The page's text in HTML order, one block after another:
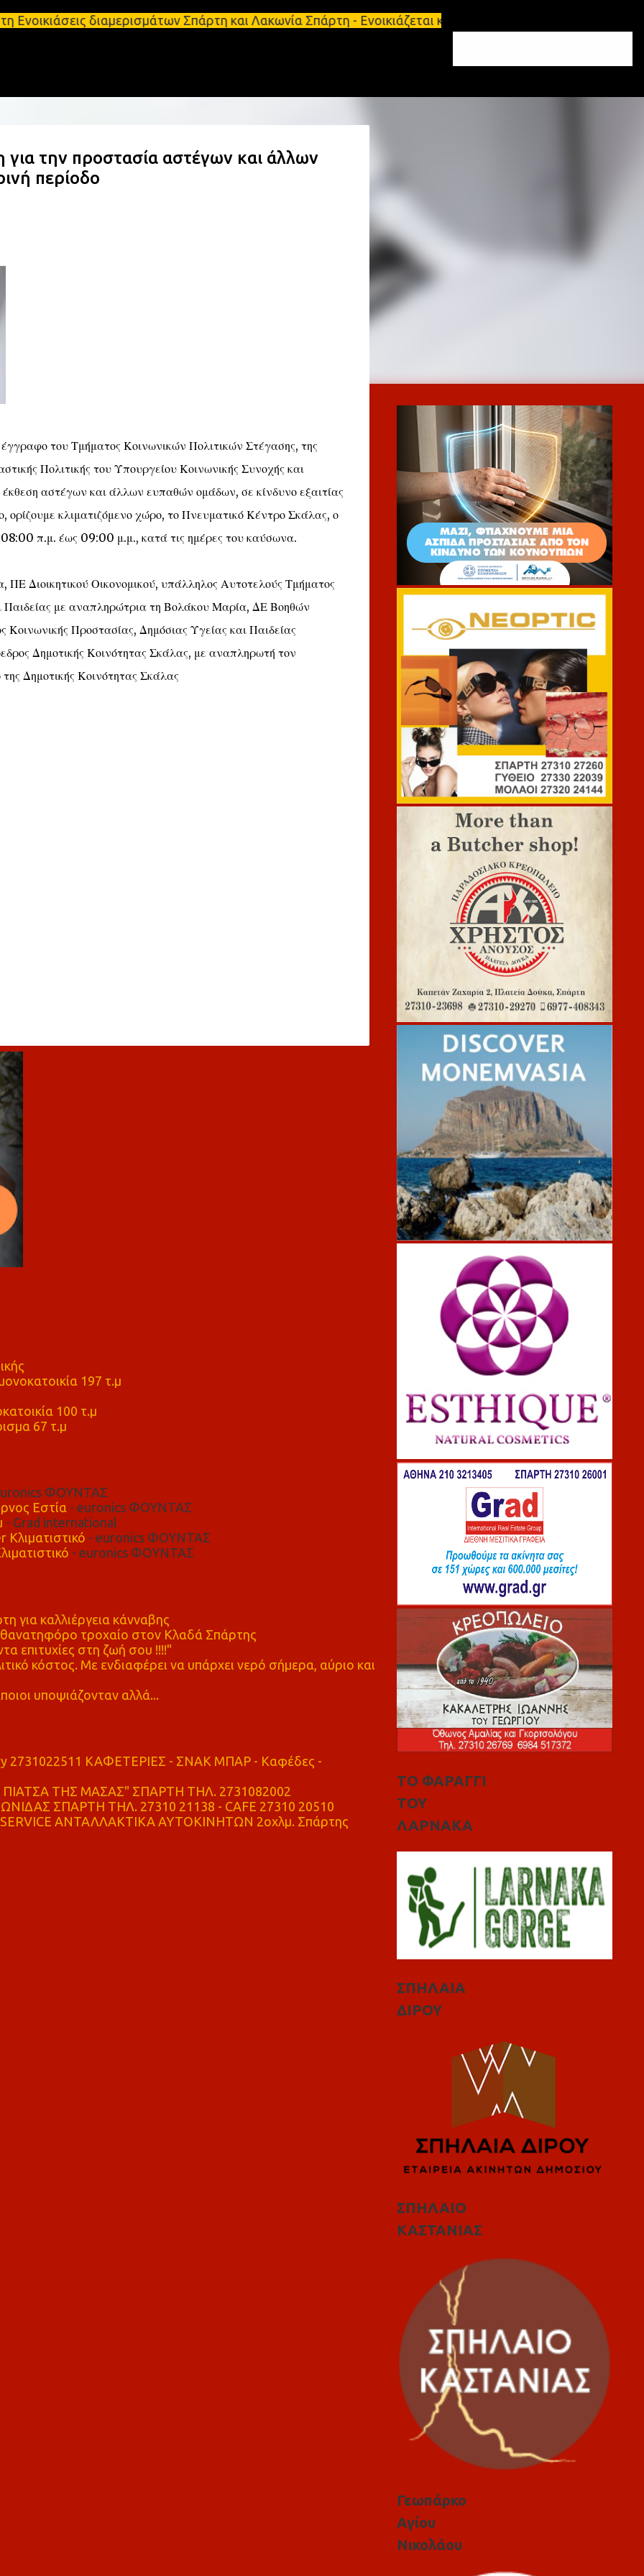
Μετάβαση στο κύριο περιεχόμενο
διαμερισμάτων Σπάρτη και Λακωνία Σπάρτη - Ενοικιάζεται κατάστημα 134 τ.μ, με υπόγειο
την προστασία αστέγων και άλλων
περίοδο
του Τμήματος Κοινωνικών Πολιτικών Στέγασης, της
Πολιτικής του Υπουργείου Κοινωνικής Συνοχής και
αστέγων και άλλων ευπαθών ομάδων, σε κίνδυνο εξαιτίας
ορίζουμε κλιματιζόμενο χώρο, το Πνευματικό Κέντρο Σκάλας, ο
08:00 π.μ. έως 09:00 μ.μ., κατά τις ημέρες του καύσωνα.
Διοικητικού Οικονομικού, υπάλληλος Αυτοτελούς Τμήματος
Παιδείας με αναπληρώτρια τη Βολάκου Μαρία, ΔΕ Βοηθών
Προστασίας, Δημόσιας Υγείας και Παιδείας
Δημοτικής Κοινότητας Σκάλας, με αναπληρωτή τον
Δημοτικής Κοινότητας Σκάλας
197 τ.μ
100 τ.μ
67 τ.μ
ΦΟΥΝΤΑΣ
Εστία- euronics ΦΟΥΝΤΑΣ
- Grad international
- euronics ΦΟΥΝΤΑΣ
- euronics ΦΟΥΝΤΑΣ
καλλιέργεια κάνναβης
τροχαίο στον Κλαδά Σπάρτης
επιτυχίες στη ζωή σου !!!!"
κόστος. Με ενδιαφέρει να υπάρχει νερό σήμερα, αύριο και
υποψιάζονταν αλλά...
2731022511 ΚΑΦΕΤΕΡΙΕΣ - ΣΝΑΚ ΜΠΑΡ - Καφέδες -
ΤΗΣ ΜΑΣΑΣ" ΣΠΑΡΤΗ ΤΗΛ. 2731082002
ΣΠΑΡΤΗ ΤΗΛ. 27310 21138 - CAFE 27310 20510
ΑΝΤΑΛΛΑΚΤΙΚΑ ΑΥΤΟΚΙΝΗΤΩΝ 2οχλμ. Σπάρτης
ΤΟ ΦΑΡΑΓΓΙ
ΤΟΥ
ΛΑΡΝΑΚΑ
ΣΠΗΛΑΙΑ
ΔΙΡΟΥ
ΣΠΗΛΑΙΟ
ΚΑΣΤΑΝΙΑΣ
Γεωπάρκο
Αγίου
Νικολάου